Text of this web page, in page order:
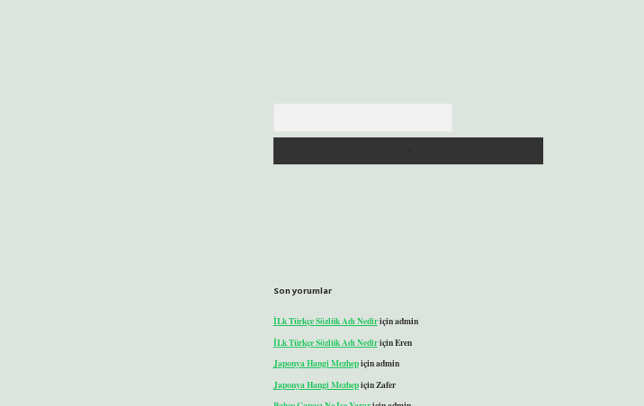
Son yorumlar
İLk Türkçe Sözlük Adı Nediriçinadmin
İLk Türkçe Sözlük Adı NediriçinEren
Japonya Hangi Mezhepiçinadmin
Japonya Hangi MezhepiçinZafer